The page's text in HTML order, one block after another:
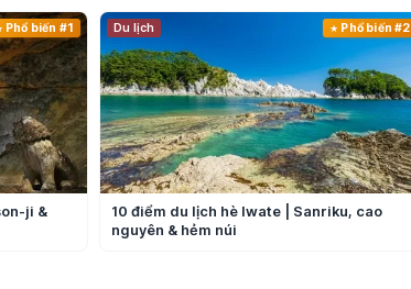
Phổ biến #1
ji &
Du lịch Phổ biến #2
10 điểm du lịch hè Iwate | Sanriku, cao
nguyên & hẻm núi